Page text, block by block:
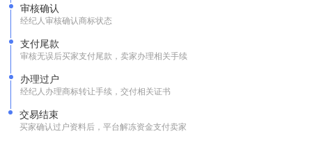
审核确认
经纪人审核确认商标状态
支付尾款
审核无误后买家支付尾款，卖家办理相关手续
办理过户
经纪人办理商标转让手续，交付相关证书
交易结束
买家确认过户资料后，平台解冻资金支付卖家